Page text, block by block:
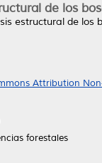
de los
estructural de los
Attribution
forestales